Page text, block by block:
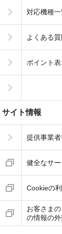
対応機種
よくある質
ポイント
サイト情報
提供事業
健全なサ
Cookieの
お客さま
の情報の